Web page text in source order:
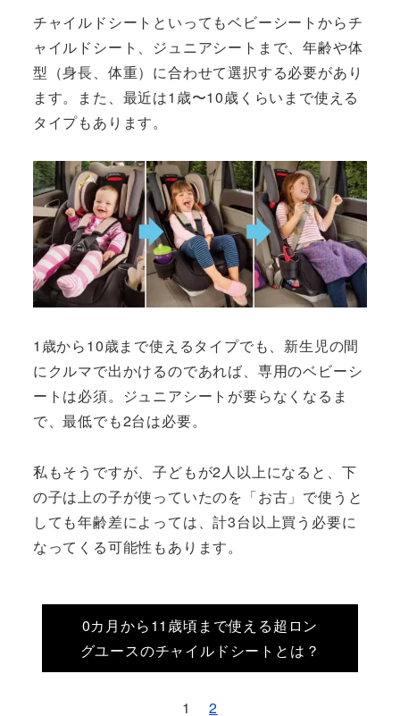
チャイルドシートといってもベビーシートからチ
ャイルドシート、ジュニアシートまで、年齢や体
型（身長、体重）に合わせて選択する必要があり
ます。また、最近は1歳〜10歳くらいまで使える
タイプもあります。
1歳から10歳まで使えるタイプでも、新生児の間
にクルマで出かけるのであれば、専用のベビーシ
ートは必須。ジュニアシートが要らなくなるま
で、最低でも2台は必要。
私もそうですが、子どもが2人以上になると、下
の子は上の子が使っていたのを「お古」で使うと
しても年齢差によっては、計3台以上買う必要に
なってくる可能性もあります。
0カ月から11歳頃まで使える超ロン
グユースのチャイルドシートとは？
1 2